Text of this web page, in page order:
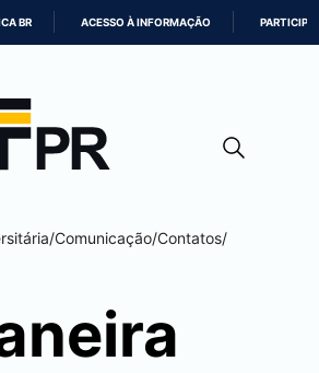
CONTEÚDO
BR ACESSO À INFORMAÇÃO PARTICIPE
/Comunicação/Contatos/